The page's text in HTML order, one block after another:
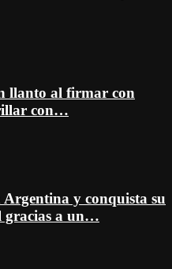
llanto al firmar con
con…
y conquista su
gracias a un…